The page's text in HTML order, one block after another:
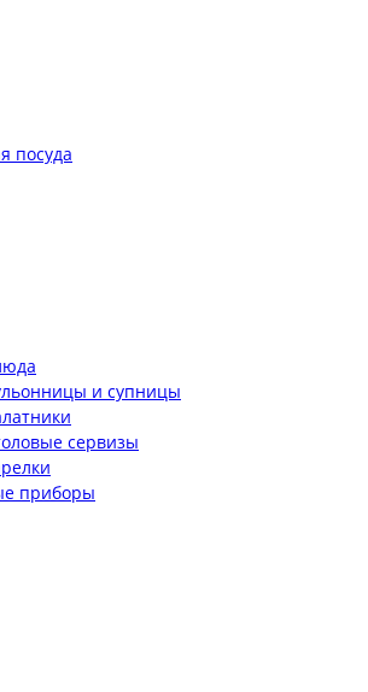
посуда
и супницы
сервизы
приборы